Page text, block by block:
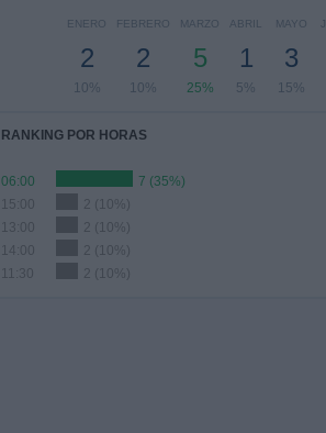
ENERO
2
10%
FEBRERO
2
10%
MARZO
5
25%
ABRIL
1
5%
MAYO
3
15%
RANKING POR HORAS
06:00
7 (35%)
15:00
2 (10%)
13:00
2 (10%)
2 (10%)
11:30
2 (10%)